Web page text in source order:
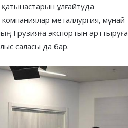
ұлғайтуда
металлургия, мұнай-
Грузияға экспортын арттыруға
саласы да бар.